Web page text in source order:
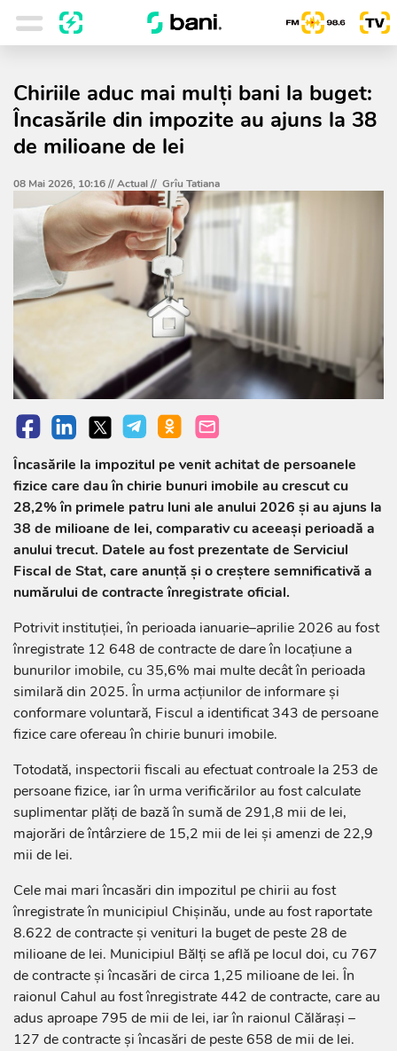
Chiriile aduc mai mulți bani la buget:
Încasările din impozite au ajuns la 38
de milioane de lei
08 Mai 2026, 10:16 //Actual// Grîu Tatiana
Încasările la impozitul pe venit achitat de persoanele
fizice care dau în chirie bunuri imobile au crescut cu
28,2% în primele patru luni ale anului 2026 și au ajuns la
38 de milioane de lei, comparativ cu aceeași perioadă a
anului trecut. Datele au fost prezentate de Serviciul
Fiscal de Stat, care anunță și o creștere semnificativă a
numărului de contracte înregistrate oficial.
Potrivit instituției, în perioada ianuarie–aprilie 2026 au fost
înregistrate 12 648 de contracte de dare în locațiune a
bunurilor imobile, cu 35,6% mai multe decât în perioada
similară din 2025. În urma acțiunilor de informare și
conformare voluntară, Fiscul a identificat 343 de persoane
fizice care ofereau în chirie bunuri imobile.
Totodată, inspectorii fiscali au efectuat controale la 253 de
persoane fizice, iar în urma verificărilor au fost calculate
suplimentar plăți de bază în sumă de 291,8 mii de lei,
majorări de întârziere de 15,2 mii de lei și amenzi de 22,9
mii de lei.
Cele mai mari încasări din impozitul pe chirii au fost
înregistrate în municipiul Chișinău, unde au fost raportate
8.622 de contracte și venituri la buget de peste 28 de
milioane de lei. Municipiul Bălți se află pe locul doi, cu 767
de contracte și încasări de circa 1,25 milioane de lei. În
raionul Cahul au fost înregistrate 442 de contracte, care au
adus aproape 795 de mii de lei, iar în raionul Călărași –
127 de contracte și încasări de peste 658 de mii de lei.